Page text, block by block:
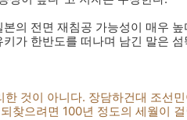
의 전면 재침공 가능성이 매우
가 한반도를 떠나며 남긴 말은
것이 아니다. 장담하건대 조선
찾으려면 100년 정도의 세월이